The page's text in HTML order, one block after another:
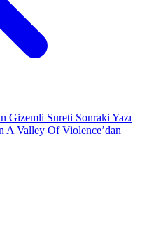
Gizemli Sureti Sonraki Yazı
A Valley Of Violence’dan